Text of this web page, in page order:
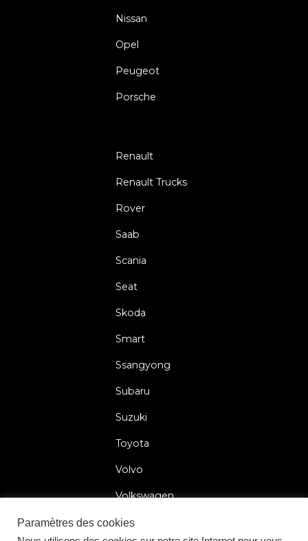
Nissan
Opel
Peugeot
Porsche
Renault
Renault Trucks
Rover
Saab
Scania
Seat
Skoda
Smart
Ssangyong
Subaru
Suzuki
Toyota
Volvo
Volkswagen
Paramètres des cookies